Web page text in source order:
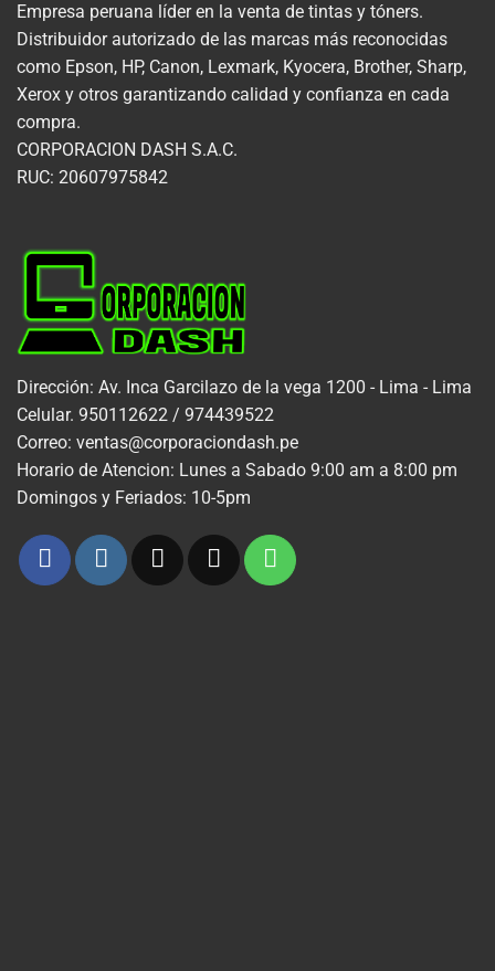
Empresa peruana líder en la venta de tintas y tóners.
Distribuidor autorizado de las marcas más reconocidas
como Epson, HP, Canon, Lexmark, Kyocera, Brother, Sharp,
Xerox y otros garantizando calidad y confianza en cada
compra.
CORPORACION DASH S.A.C.
RUC: 20607975842
Dirección: Av. Inca Garcilazo de la vega 1200 - Lima - Lima
Celular. 950112622 / 974439522
Correo: ventas@corporaciondash.pe
Horario de Atencion: Lunes a Sabado 9:00 am a 8:00 pm
Domingos y Feriados: 10-5pm